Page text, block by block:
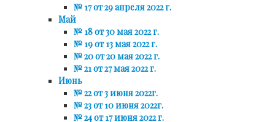
№ 17 от 29 апреля 2022 г.
Май
№ 18 от 30 мая 2022 г.
№ 19 от 13 мая 2022 г.
№ 20 от 20 мая 2022 г.
№ 21 от 27 мая 2022 г.
Июнь
№ 22 от 3 июня 2022г.
№ 23 от 10 июня 2022г.
№ 24 от 17 июня 2022 г.